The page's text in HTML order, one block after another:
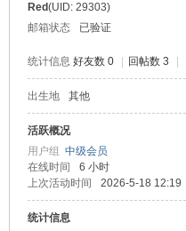
Red(UID: 29303)
邮箱状态
已验证
统计信息 好友数 0 回帖数 3
出生地 其他
活跃概况
用户组 中级会员
在线时间
6 小时
上次活动时间
2026-5-18 12:19
统计信息